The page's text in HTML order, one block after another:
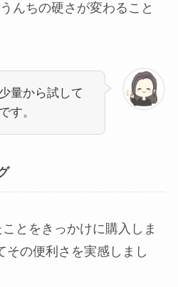
んちの硬さが変わること
量から試して
す。
とをきっかけに購入しま
その便利さを実感しまし